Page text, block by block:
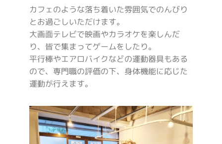
カフェのような落ち着いた雰囲気でのんびり
とお過ごしいただけます。
大画面テレビで映画やカラオケを楽しんだ
り、皆で集まってゲームをしたり。
平行棒やエアロバイクなどの運動器具もある
ので、専門職の評価の下、身体機能に応じた
運動が行えます。